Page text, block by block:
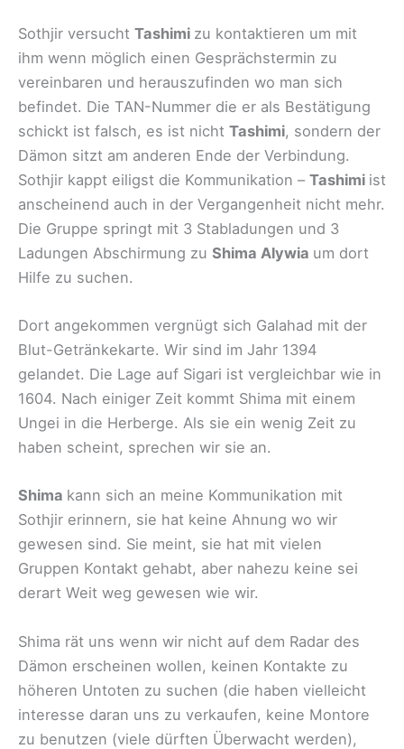
Sothjir versucht Tashimi zu kontaktieren um mit
ihm wenn möglich einen Gesprächstermin zu
vereinbaren und herauszufinden wo man sich
befindet. Die TAN-Nummer die er als Bestätigung
schickt ist falsch, es ist nicht Tashimi, sondern der
Dämon sitzt am anderen Ende der Verbindung.
Sothjir kappt eiligst die Kommunikation – Tashimi ist
anscheinend auch in der Vergangenheit nicht mehr.
Die Gruppe springt mit 3 Stabladungen und 3
Ladungen Abschirmung zu Shima Alywia um dort
Hilfe zu suchen.
Dort angekommen vergnügt sich Galahad mit der
Blut-Getränkekarte. Wir sind im Jahr 1394
gelandet. Die Lage auf Sigari ist vergleichbar wie in
1604. Nach einiger Zeit kommt Shima mit einem
Ungei in die Herberge. Als sie ein wenig Zeit zu
haben scheint, sprechen wir sie an.
Shima kann sich an meine Kommunikation mit
Sothjir erinnern, sie hat keine Ahnung wo wir
gewesen sind. Sie meint, sie hat mit vielen
Gruppen Kontakt gehabt, aber nahezu keine sei
derart Weit weg gewesen wie wir.
Shima rät uns wenn wir nicht auf dem Radar des
Dämon erscheinen wollen, keinen Kontakte zu
höheren Untoten zu suchen (die haben vielleicht
interesse daran uns zu verkaufen, keine Montore
zu benutzen (viele dürften Überwacht werden),